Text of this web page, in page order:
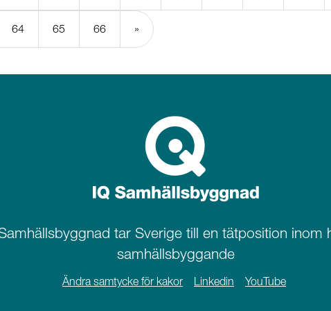
64 65 66 »
tar Sverige till en tätposition inom
samhällsbyggande
Ändra samtycke för kakor Linkedin YouTube